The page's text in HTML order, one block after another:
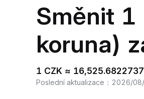
Směnit 1
koruna)
1 CZK ≈
Poslední aktualizace ： 2026/